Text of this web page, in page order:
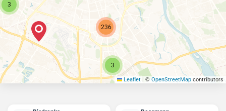
236
3
3
Leaflet | © OpenStreetMap contributors